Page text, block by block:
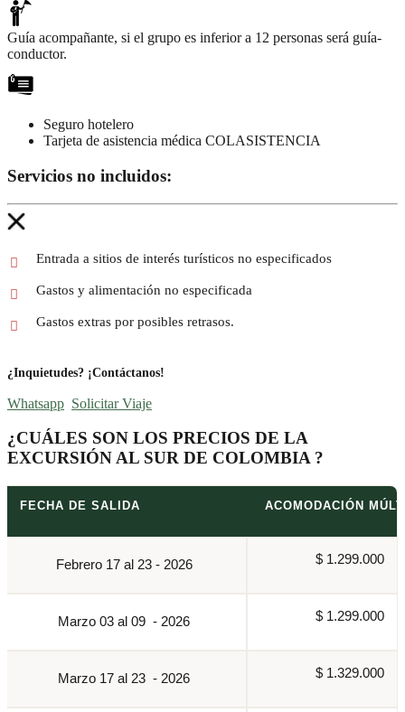
Guía acompañante, si el grupo es inferior a 12 personas será guía-
conductor.
Seguro hotelero
Tarjeta de asistencia médica COLASISTENCIA
Servicios no incluidos:
Entrada a sitios de interés turísticos no especificados
Gastos y alimentación no especificada
Gastos extras por posibles retrasos.
¿Inquietudes? ¡Contáctanos!
Whatsapp Solicitar Viaje
¿CUÁLES SON LOS PRECIOS DE LA
EXCURSIÓN AL SUR DE COLOMBIA ?
FECHA DE SALIDA ACOMODACIÓN
Febrero 17 al 23 - 2026 $ 1.299.000
Marzo 03 al 09 - 2026 $ 1.299.000
Marzo 17 al 23 - 2026 $ 1.329.000